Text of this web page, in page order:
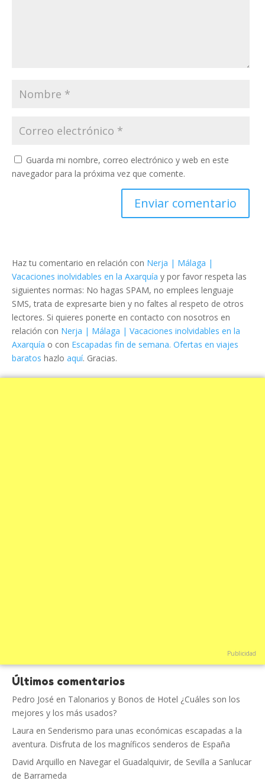
Guarda mi nombre, correo electrónico y web en este
navegador para la próxima vez que comente.
Haz tu comentario en relación con Nerja | Málaga |
Vacaciones inolvidables en la Axarquía y por favor respeta las
siguientes normas: No hagas SPAM, no emplees lenguaje
SMS, trata de expresarte bien y no faltes al respeto de otros
lectores. Si quieres ponerte en contacto con nosotros en
relación con Nerja | Málaga | Vacaciones inolvidables en la
Axarquía o con Escapadas fin de semana. Ofertas en viajes
baratos hazlo aquí. Gracias.
Publicidad
Últimos comentarios
Pedro José en Talonarios y Bonos de Hotel ¿Cuáles son los
mejores y los más usados?
Laura en Senderismo para unas económicas escapadas a la
aventura. Disfruta de los magníficos senderos de España
David Arquillo en Navegar el Guadalquivir, de Sevilla a Sanlucar
de Barrameda